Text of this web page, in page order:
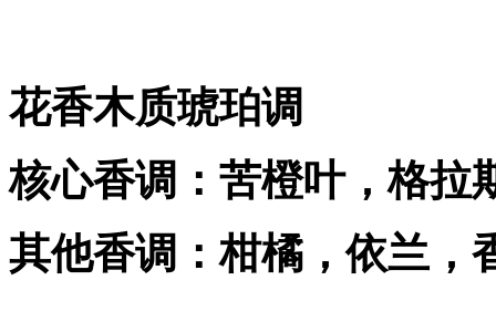
花香木质琥珀调
核心香调：苦橙叶，格拉
其他香调：柑橘，依兰，